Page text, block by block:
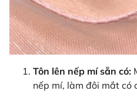
Tôn lên nếp mí sẵn có:
nếp mí, làm đôi mắt có